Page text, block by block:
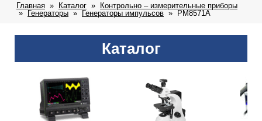
Главная Каталог
Контрольно – измерительные приборы
Генераторы
Генераторы импульсов PM8571A
Каталог